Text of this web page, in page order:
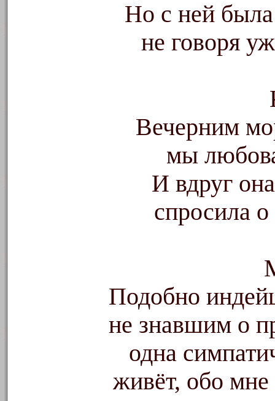
Но с ней была
не говоря
Вечерним
мы
И вдруг
спросила
Подобно
не знавшим о
одна
живёт, обо